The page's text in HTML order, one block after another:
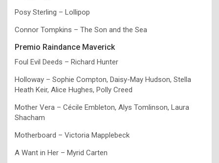
Posy Sterling – Lollipop
Connor Tompkins – The Son and the Sea
Premio Raindance Maverick
Foul Evil Deeds – Richard Hunter
Holloway – Sophie Compton, Daisy-May Hudson, Stella
Heath Keir, Alice Hughes, Polly Creed
Mother Vera – Cécile Embleton, Alys Tomlinson, Laura
Shacham
Motherboard – Victoria Mapplebeck
A Want in Her – Myrid Carten